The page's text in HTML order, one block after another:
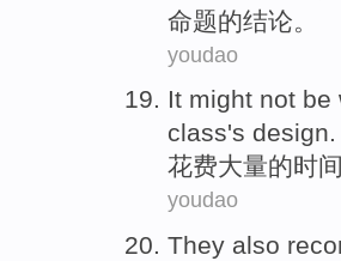
命题的结论。
youdao
It might not be
class's design.
花费大量的时间
youdao
They also